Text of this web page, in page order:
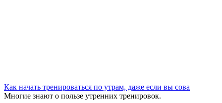
Как начать тренироваться по утрам, даже если вы сова
Многие знают о пользе утренних тренировок.